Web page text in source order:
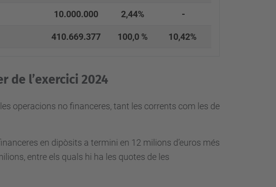
10.000.000 2,44% -
410.669.377 100,0 % 10,42%
de l’exercici 2024
operacions no financeres, tant les corrents com les de
en dipòsits a termini en 12 milions d’euros més
entre els quals hi ha les quotes de les